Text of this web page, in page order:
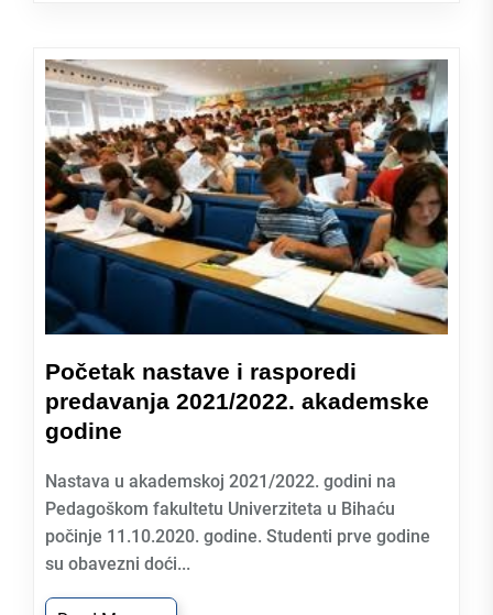
Početak nastave i rasporedi
predavanja 2021/2022. akademske
godine
Nastava u akademskoj 2021/2022. godini na
Pedagoškom fakultetu Univerziteta u Bihaću
počinje 11.10.2020. godine. Studenti prve godine
su obavezni doći...